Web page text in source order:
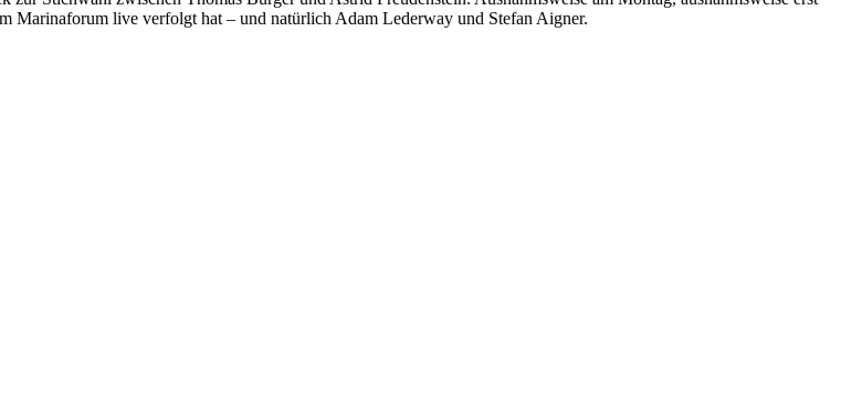
Marinaforum live verfolgt hat – und natürlich Adam Lederway und Stefan Aigner.